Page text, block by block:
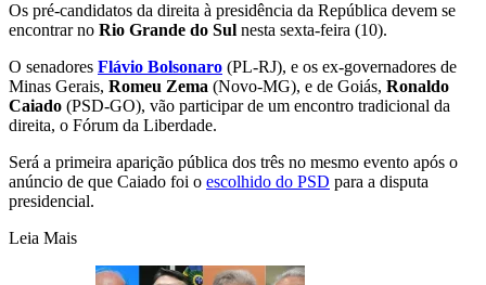
Os pré-candidatos da direita à presidência da República devem se
encontrar no Rio Grande do Sul nesta sexta-feira (10).
O senadores Flávio Bolsonaro (PL-RJ), e os ex-governadores de
Minas Gerais, Romeu Zema (Novo-MG), e de Goiás, Ronaldo
Caiado (PSD-GO), vão participar de um encontro tradicional da
direita, o Fórum da Liberdade.
Será a primeira aparição pública dos três no mesmo evento após o
anúncio de que Caiado foi o escolhido do PSD para a disputa
presidencial.
Leia Mais